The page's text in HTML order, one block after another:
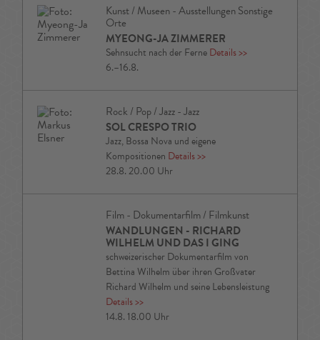
Kunst / Museen - Ausstellungen Sonstige
Orte
MYEONG-JA ZIMMERER
Sehnsucht nach der FerneDetails>>
6.–16.8.
Rock / Pop / Jazz - Jazz
SOL CRESPO TRIO
Jazz, Bossa Nova und eigene
Kompositionen Details>>
28.8. 20.00 Uhr
Film - Dokumentarfilm / Filmkunst
WANDLUNGEN - RICHARD
WILHELM UND DAS I GING
schweizerischer Dokumentarfilm von
Bettina Wilhelm über ihren Großvater
Richard Wilhelm und seine Lebensleistung
Details>>
14.8. 18.00 Uhr